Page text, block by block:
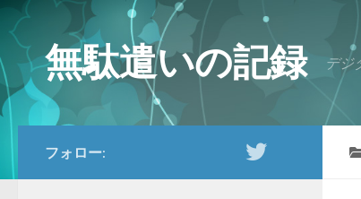
コンテンツへスキップ
無駄遣いの記録 デジ
フォロー: